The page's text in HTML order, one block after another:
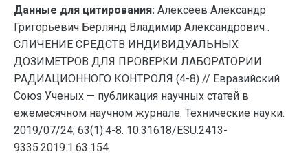
Данные для цитирования: Алексеев Александр
Григорьевич Берлянд Владимир Александрович .
СЛИЧЕНИЕ СРЕДСТВ ИНДИВИДУАЛЬНЫХ
ДОЗИМЕТРОВ ДЛЯ ПРОВЕРКИ ЛАБОРАТОРИИ
РАДИАЦИОННОГО КОНТРОЛЯ (4-8) // Евразийский
Союз Ученых — публикация научных статей в
ежемесячном научном журнале. Технические науки.
2019/07/24; 63(1):4-8. 10.31618/ESU.2413-
9335.2019.1.63.154